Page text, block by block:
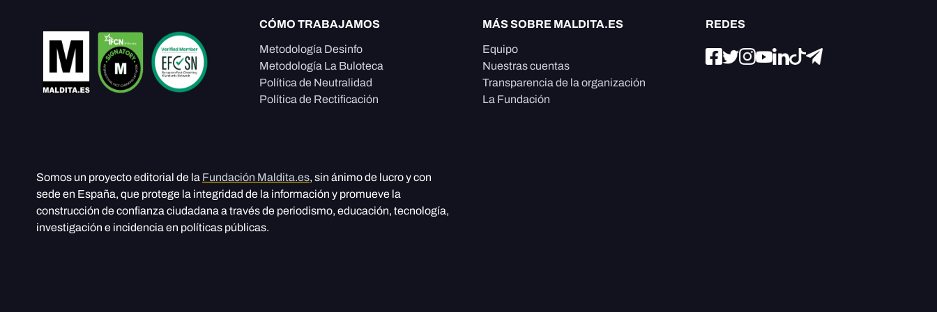
CÓMO TRABAJAMOS
Metodología Desinfo
Metodología La Buloteca
Política de Neutralidad
Política de Rectificación
MÁS SOBRE MALDITA.ES
Equipo
Nuestras cuentas
Transparencia de la organización
La Fundación
REDES
Somos un proyecto editorial de la Fundación Maldita.es, sin ánimo de lucro y con
sede en España, que protege la integridad de la información y promueve la
construcción de confianza ciudadana a través de periodismo, educación, tecnología,
investigación e incidencia en políticas públicas.